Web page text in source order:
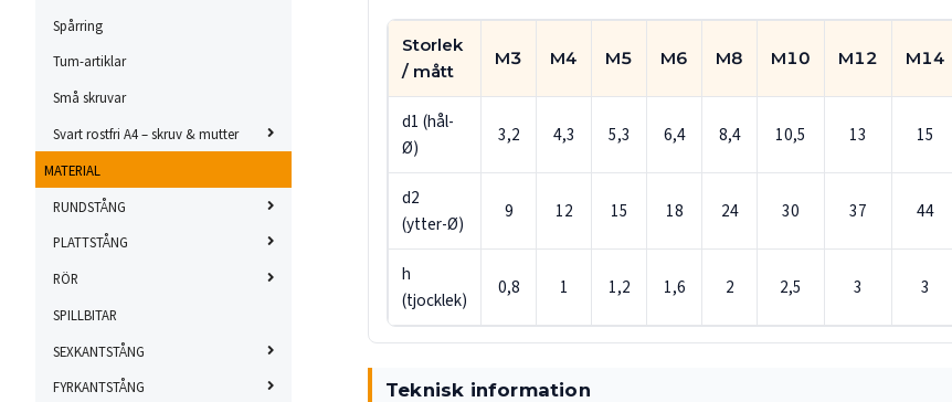
Spårring
Tum-artiklar
Små skruvar
Svart rostfri A4 – skruv & mutter
MATERIAL
RUNDSTÅNG
PLATTSTÅNG
RÖR
SPILLBITAR
SEXKANTSTÅNG
FYRKANTSTÅNG
Storlek
/ mått
M3 M4 M5 M6 M8 M10 M12 M14
d1 (hål-
Ø)
3,2 4,3 5,3 6,4 8,4 10,5 13 15
d2
(ytter-Ø)
9 12 15 18 24 30 37 44
h
(tjocklek)
0,8 1 1,2 1,6 2 2,5 3 3
Teknisk information